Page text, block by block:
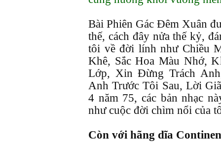
Bài Phiên Gác Đêm Xuân
thế, cách đây nửa thế kỷ,
tôi về đời lính như Chiều
Khê, Sắc Hoa Màu Nhớ,
Lớp, Xin Đừng Trách
Anh Trước Tôi Sau, Lời
4 năm 75, các bản nhạc
như cuộc đời chìm nổi của
Còn với hãng dĩa